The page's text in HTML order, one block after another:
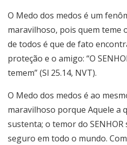
O Medo dos medos é um
maravilhoso, pois quem teme
de todos é que de fato
proteção e o amigo: “O
temem” (Sl 25.14, NVT).
O Medo dos medos é ao
maravilhoso porque Aquele a
sustenta; o temor do
seguro em todo o mundo.